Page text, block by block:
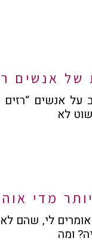
על אנשים
לא
מדי
לי, שהם
ומה